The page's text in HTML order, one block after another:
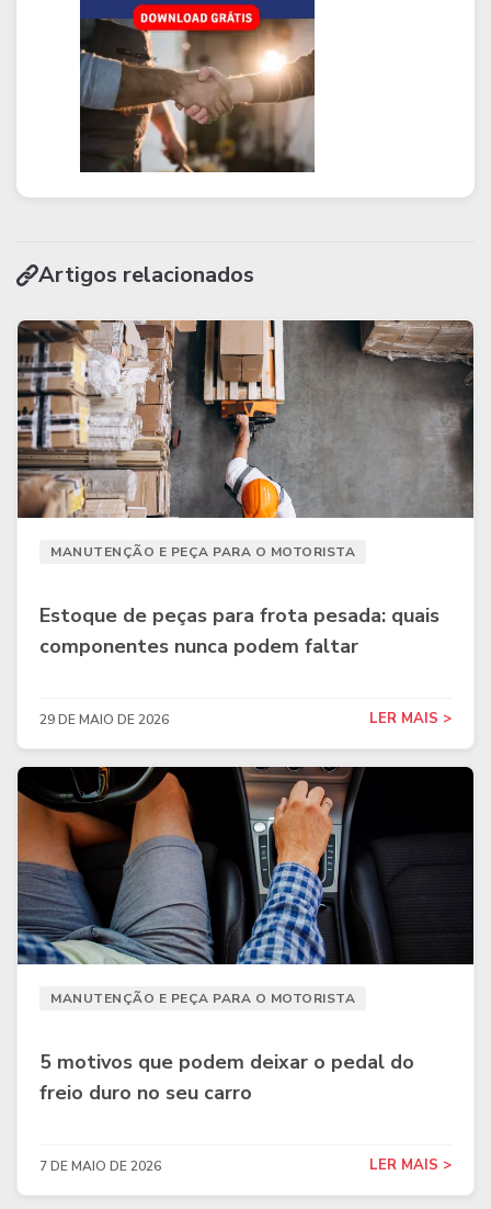
Artigos relacionados
MANUTENÇÃO E PEÇA PARA O MOTORISTA
Estoque de peças para frota pesada: quais
componentes nunca podem faltar
29 DE MAIO DE 2026 LER MAIS >
MANUTENÇÃO E PEÇA PARA O MOTORISTA
5 motivos que podem deixar o pedal do
freio duro no seu carro
7 DE MAIO DE 2026 LER MAIS >